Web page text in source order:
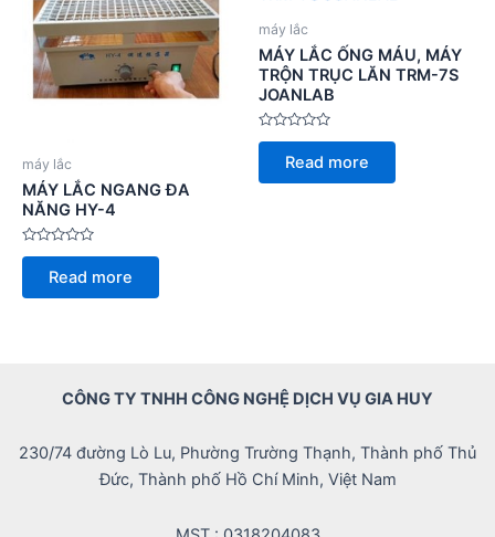
máy lắc
MÁY LẮC NGANG ĐA
NĂNG HY-4
Rated
of
Read more
máy lắc
MÁY LẮC ỐNG MÁU, MÁY
TRỘN TRỤC LĂN TRM-7S
JOANLAB
Rated
of
Read more
CÔNG TY TNHH CÔNG NGHỆ DỊCH VỤ GIA HUY
230/74 đường Lò Lu, Phường Trường Thạnh, Thành phố Thủ
Đức, Thành phố Hồ Chí Minh, Việt Nam